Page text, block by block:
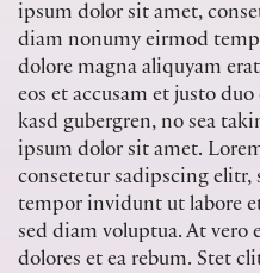
ipsum dolor sit amet,
diam nonumy eirmod
dolore magna aliquyam
eos et accusam et justo
kasd gubergren, no sea
ipsum dolor sit amet.
consetetur sadipscing
tempor invidunt ut labore
sed diam voluptua. At vero
dolores et ea rebum. Stet